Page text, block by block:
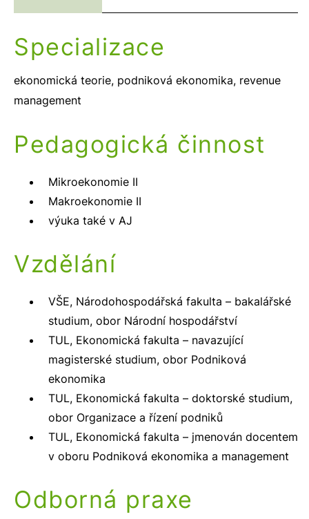
Specializace
ekonomická teorie, podniková ekonomika, revenue
management
Pedagogická činnost
Mikroekonomie II
Makroekonomie II
výuka také v AJ
Vzdělání
VŠE, Národohospodářská fakulta – bakalářské
studium, obor Národní hospodářství
TUL, Ekonomická fakulta – navazující
magisterské studium, obor Podniková
ekonomika
TUL, Ekonomická fakulta – doktorské studium,
obor Organizace a řízení podniků
TUL, Ekonomická fakulta – jmenován docentem
v oboru Podniková ekonomika a management
Odborná praxe